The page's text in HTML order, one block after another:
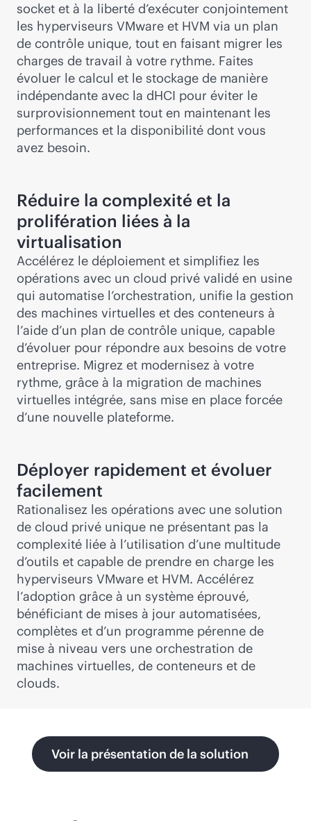
socket et à la liberté d’exécuter conjointement
les hyperviseurs VMware et HVM via un plan
de contrôle unique, tout en faisant migrer les
charges de travail à votre rythme. Faites
évoluer le calcul et le stockage de manière
indépendante avec la dHCI pour éviter le
surprovisionnement tout en maintenant les
performances et la disponibilité dont vous
avez besoin.
Réduire la complexité et la
prolifération liées à la
virtualisation
Accélérez le déploiement et simplifiez les
opérations avec un cloud privé validé en usine
qui automatise l’orchestration, unifie la gestion
des machines virtuelles et des conteneurs à
l’aide d’un plan de contrôle unique, capable
d’évoluer pour répondre aux besoins de votre
entreprise. Migrez et modernisez à votre
rythme, grâce à la migration de machines
virtuelles intégrée, sans mise en place forcée
d’une nouvelle plateforme.
Déployer rapidement et évoluer
facilement
Rationalisez les opérations avec une solution
de cloud privé unique ne présentant pas la
complexité liée à l’utilisation d’une multitude
d’outils et capable de prendre en charge les
hyperviseurs VMware et HVM. Accélérez
l’adoption grâce à un système éprouvé,
bénéficiant de mises à jour automatisées,
complètes et d’un programme pérenne de
mise à niveau vers une orchestration de
machines virtuelles, de conteneurs et de
clouds.
Voir la présentation de la solution